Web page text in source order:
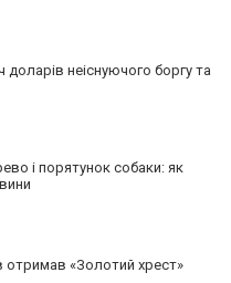
неіснуючого боргу та
і порятунок собаки: як
отримав «Золотий хрест»